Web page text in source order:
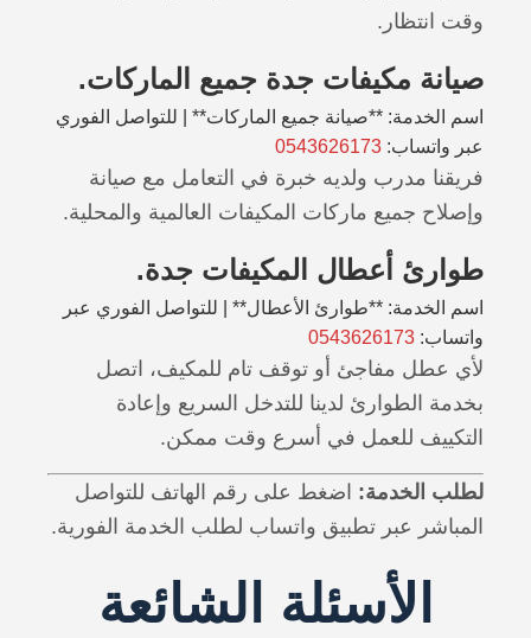
وقت انتظار.
صيانة مكيفات جدة جميع الماركات.
اسم الخدمة: **صيانة جميع الماركات** | للتواصل الفوري
عبر واتساب: 0543626173
فريقنا مدرب ولديه خبرة في التعامل مع صيانة
وإصلاح جميع ماركات المكيفات العالمية والمحلية.
طوارئ أعطال المكيفات جدة.
اسم الخدمة: **طوارئ الأعطال** | للتواصل الفوري عبر
واتساب: 0543626173
لأي عطل مفاجئ أو توقف تام للمكيف، اتصل
بخدمة الطوارئ لدينا للتدخل السريع وإعادة
التكييف للعمل في أسرع وقت ممكن.
لطلب الخدمة: اضغط على رقم الهاتف للتواصل
المباشر عبر تطبيق واتساب لطلب الخدمة الفورية.
الأسئلة الشائعة